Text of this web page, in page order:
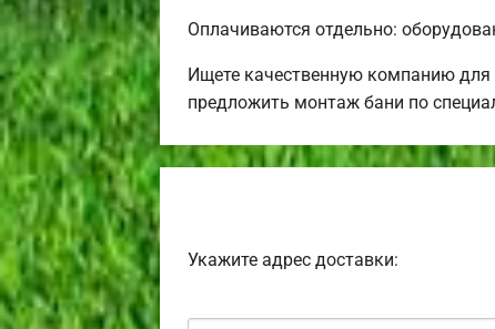
Оплачиваются отдельно:
Ищете качественную компанию
предложить монтаж бани по
Укажите адрес доставки: